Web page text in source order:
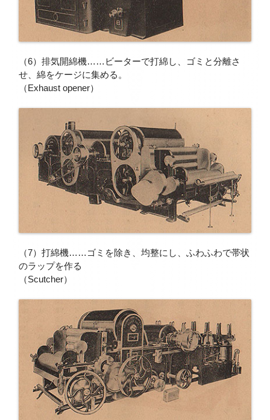
（6）排気開綿機……ビーターで打綿し、ゴミと分離さ
せ、綿をケージに集める。
（Exhaust opener）
（7）打綿機……ゴミを除き、均整にし、ふわふわで帯状
のラップを作る
（Scutcher）